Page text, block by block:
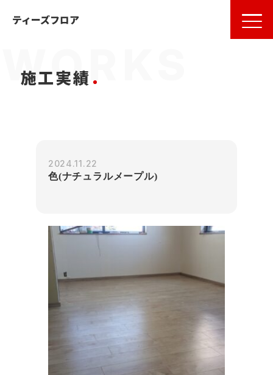
名古屋 フローリング
ティーズフロア
施工実績
2024.11.22
色(ナチュラルメープル)